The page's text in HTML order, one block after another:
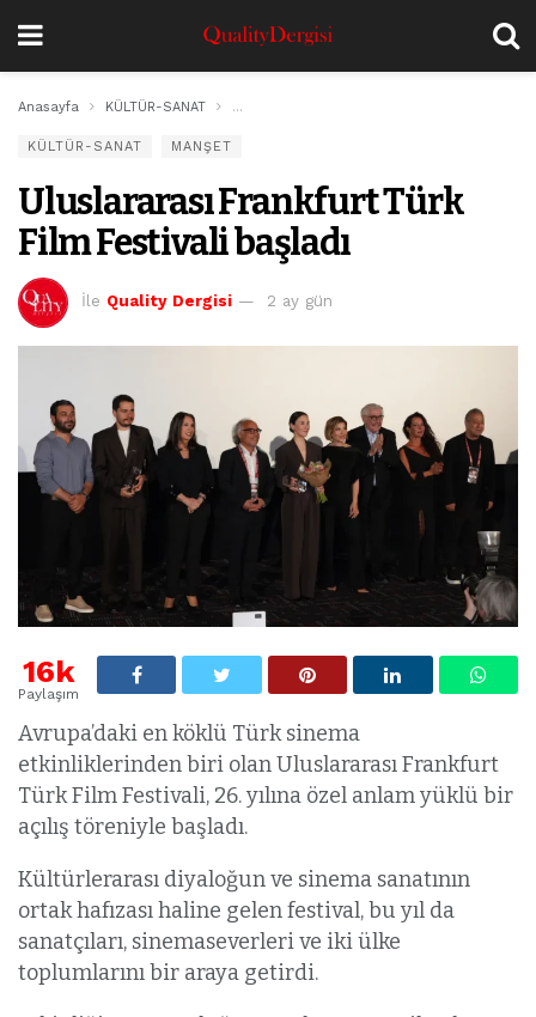
Anasayfa KÜLTÜR-SANAT Uluslararası Frankfurt Türk Film Festivali
KÜLTÜR-SANAT MANŞET
Uluslararası Frankfurt Türk
Film Festivali başladı
İle Quality Dergisi 2 ay gün
16k
Paylaşım
Avrupa’daki en köklü Türk sinema
etkinliklerinden biri olan Uluslararası Frankfurt
Türk Film Festivali, 26. yılına özel anlam yüklü bir
açılış töreniyle başladı.
Kültürlerarası diyaloğun ve sinema sanatının
ortak hafızası haline gelen festival, bu yıl da
sanatçıları, sinemaseverleri ve iki ülke
toplumlarını bir araya getirdi.